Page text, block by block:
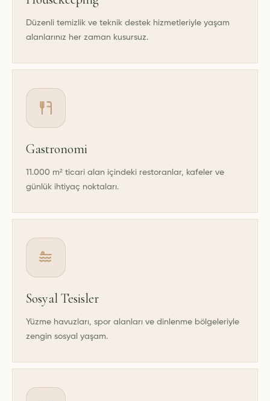
Düzenli temizlik ve teknik destek hizmetleriyle yaşam
alanlarınız her zaman kusursuz.
Gastronomi
11.000 m² ticari alan içindeki restoranlar, kafeler ve
günlük ihtiyaç noktaları.
Sosyal Tesisler
Yüzme havuzları, spor alanları ve dinlenme bölgeleriyle
zengin sosyal yaşam.